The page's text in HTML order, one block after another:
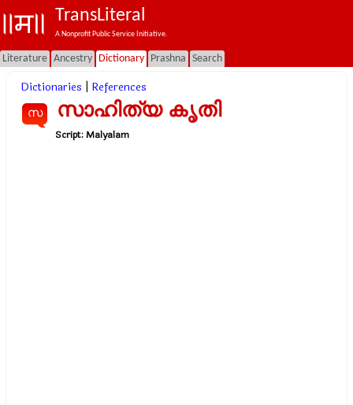
TransLiteral
A Nonprofit Public Service Initiative.
Literature Ancestry Dictionary Prashna Search
Dictionaries References
സ സാഹിത്യ കൃതി
Script:Malyalam